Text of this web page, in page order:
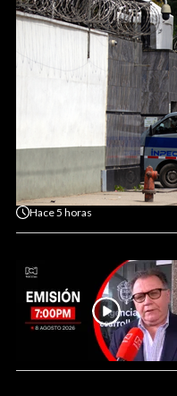
Hace5 horas